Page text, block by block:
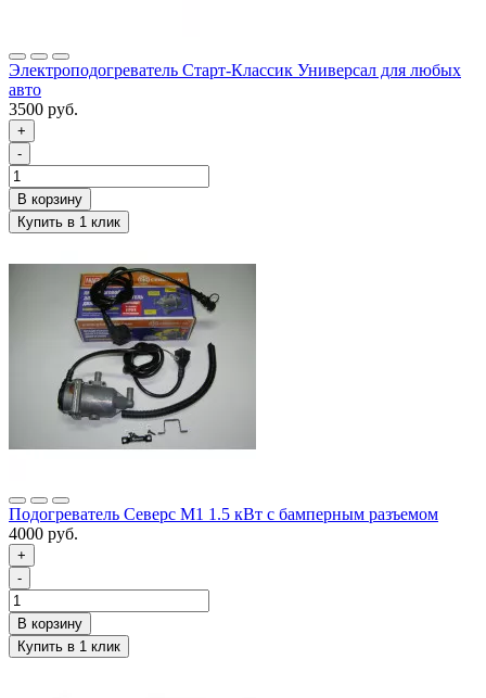
Электроподогреватель Старт-Классик Универсал для любых
авто
3500 руб.
+
-
Подогреватель Северс М1 1.5 кВт с бамперным разъемом
4000 руб.
+
-